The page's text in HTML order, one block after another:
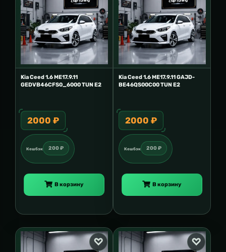
Kia Ceed 1.6 ME17.9.11
GEDVB46CFS0_6000 TUN E2
2000 ₽
Кешбэк 200 ₽
В корзину
Kia Ceed 1.6 ME17.9.11 GAJD-
BE46QS00C00 TUN E2
2000 ₽
Кешбэк 200 ₽
В корзину